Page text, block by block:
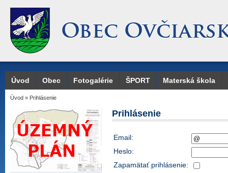
Úvod Obec Fotogalérie ŠPORT Materská škola
Úvod » Prihlásenie
Prihlásenie
Email:
Heslo:
Zapamätať prihlásenie: